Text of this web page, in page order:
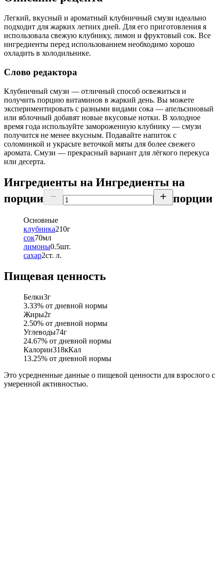
Легкий, вкусный и ароматный клубничный смузи идеально
подходит для жарких летних дней. Для его приготовления я
использовала свежую клубнику, лимон и фруктовый сок. Все
ингредиенты перед использованием необходимо хорошо
охладить в холодильнике.
Слово редактора
Клубничный смузи — отличный способ освежиться и
получить порцию витаминов в жаркий день. Вы можете
экспериментировать с разными видами сока — апельсиновый
или яблочный добавят новые вкусовые нотки. В холодное
время года используйте замороженную клубнику — смузи
получится не менее вкусным. Подавайте напиток с
соломинкой и украсьте веточкой мяты для более свежего
аромата. Смузи — прекрасный вариант для лёгкого перекуса
или десерта.
Ингредиенты на Ингредиенты на
порции
порции
Основные
клубника210г
сок70мл
лимоны0.5шт.
сахар2ст. л.
Пищевая ценность
Белки3г
3.33% от дневной нормы
Жиры2г
2.50% от дневной нормы
Углеводы74г
24.67% от дневной нормы
Калории318кКал
13.25% от дневной нормы
Это усредненные данные о пищевой ценности для взрослого с
умеренной активностью.